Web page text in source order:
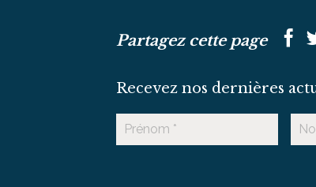
Partagez cette page
Recevez nos dernières